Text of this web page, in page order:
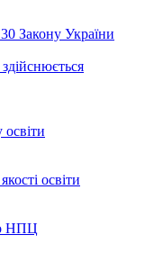
Закону України
освіти
НПЦ